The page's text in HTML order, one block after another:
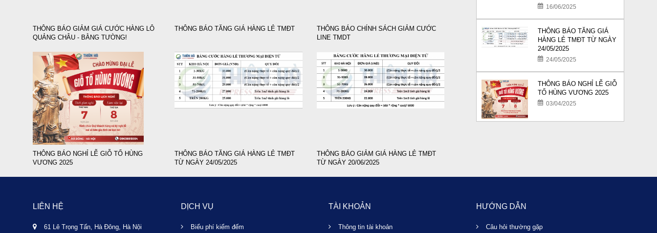
THÔNG BÁO GIẢM GIÁ CƯỚC HÀNG LÔ
QUẢNG CHÂU - BẰNG TƯỜNG!
THÔNG BÁO TĂNG GIÁ HÀNG LẺ TMĐT
THÔNG BÁO CHÍNH SÁCH GIẢM CƯỚC
LINE TMDT
THÔNG BÁO NGHỈ LỄ GIỖ TỔ HÙNG
VƯƠNG 2025
THÔNG BÁO TĂNG GIÁ HÀNG LẺ TMĐT
TỪ NGÀY 24/05/2025
THÔNG BÁO GIẢM GIÁ HÀNG LẺ TMĐT
TỪ NGÀY 20/06/2025
16/06/2025
THÔNG BÁO TĂNG GIÁ
HÀNG LẺ TMĐT TỪ NGÀY
24/05/2025
24/05/2025
THÔNG BÁO NGHỈ LỄ GIỖ
TỔ HÙNG VƯƠNG 2025
03/04/2025
LIÊN HỆ
61 Lê Trọng Tấn, Hà Đông, Hà Nội
DỊCH VỤ
Biểu phí kiểm đếm
TÀI KHOẢN
Thông tin tài khoản
HƯỚNG DẪN
Câu hỏi thường gặp